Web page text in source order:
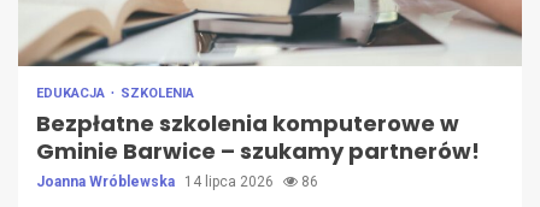
EDUKACJA SZKOLENIA
Bezpłatne szkolenia komputerowe w
Gminie Barwice – szukamy partnerów!
Joanna Wróblewska 14 lipca 2026 86